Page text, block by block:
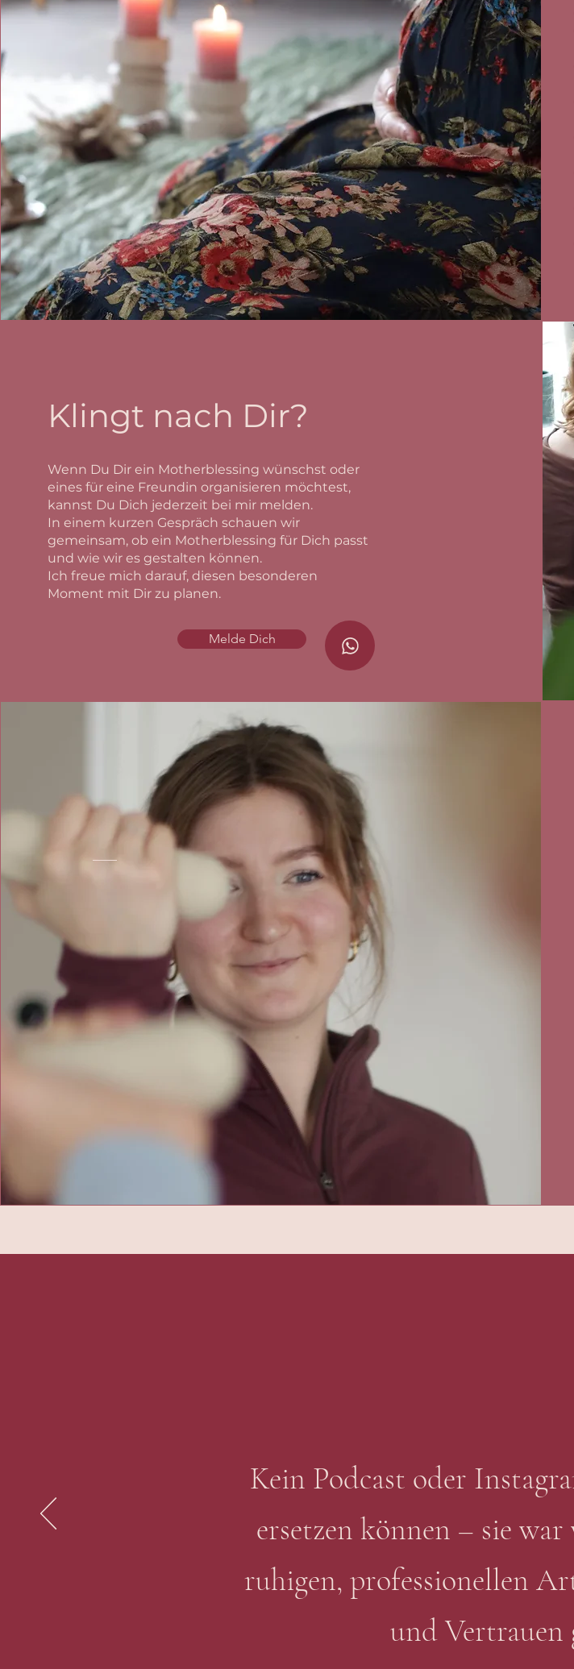
Klingt nach Dir?
Wenn Du Dir ein Motherblessing wünschst oder
eines für eine Freundin organisieren möchtest,
kannst Du Dich jederzeit bei mir melden.
In einem kurzen Gespräch schauen wir
gemeinsam, ob ein Motherblessing für Dich passt
und wie wir es gestalten können.
Ich freue mich darauf, diesen besonderen
Moment mit Dir zu planen.
Melde Dich
Kein Podcast oder
ersetzen können – sie
ruhigen, professionellen
und Vertrauen